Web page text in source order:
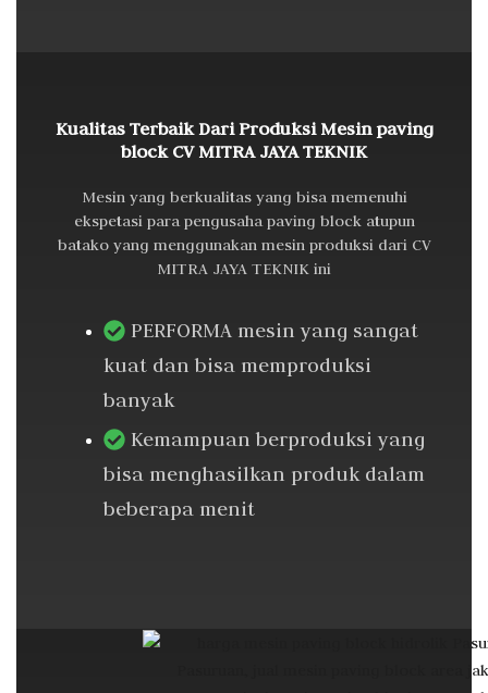
Kualitas Terbaik Dari Produksi Mesin paving
block CV MITRA JAYA TEKNIK
Mesin yang berkualitas yang bisa memenuhi
ekspetasi para pengusaha paving block atupun
batako yang menggunakan mesin produksi dari CV
MITRA JAYA TEKNIK ini
PERFORMA mesin yang sangat
kuat dan bisa memproduksi
banyak
Kemampuan berproduksi yang
bisa menghasilkan produk dalam
beberapa menit